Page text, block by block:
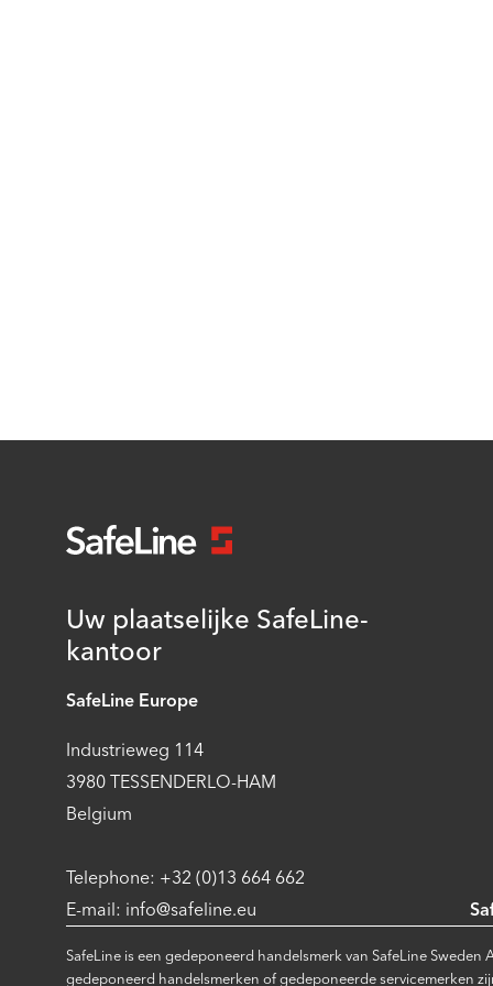
Uw plaatselijke SafeLine-
kantoor
SafeLine Europe
Industrieweg 114
3980 TESSENDERLO-HAM
Belgium
Telephone: +32 (0)13 664 662
E-mail: info@safeline.eu
SafeLine is een gedeponeerd handelsmerk van SafeLine
gedeponeerd handelsmerken of gedeponeerde servicemerken